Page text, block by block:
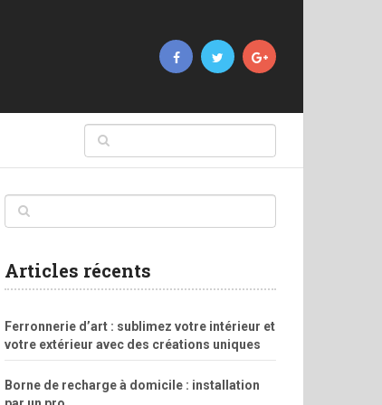
Articles récents
Ferronnerie d’art : sublimez votre intérieur et
votre extérieur avec des créations uniques
Borne de recharge à domicile : installation